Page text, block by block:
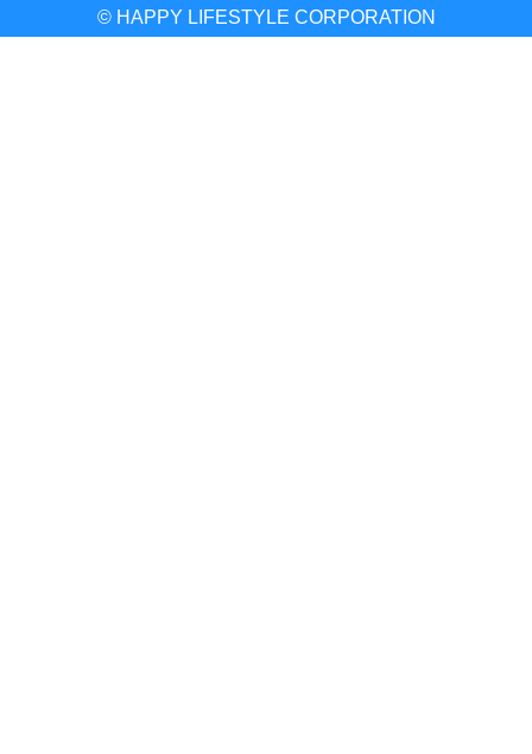
© HAPPY LIFESTYLE CORPORATION